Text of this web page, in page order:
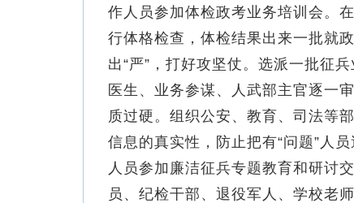
作人员参加体检政考业务培训会。
行体格检查，体检结果出来一批就
出“严”，打好攻坚仗。选派一批征
医生、业务参谋、人武部主官逐一
质过硬。组织公安、教育、司法等
信息的真实性，防止把有“问题”人
人员参加廉洁征兵专题教育和研讨
员、纪检干部、退役军人、学校老